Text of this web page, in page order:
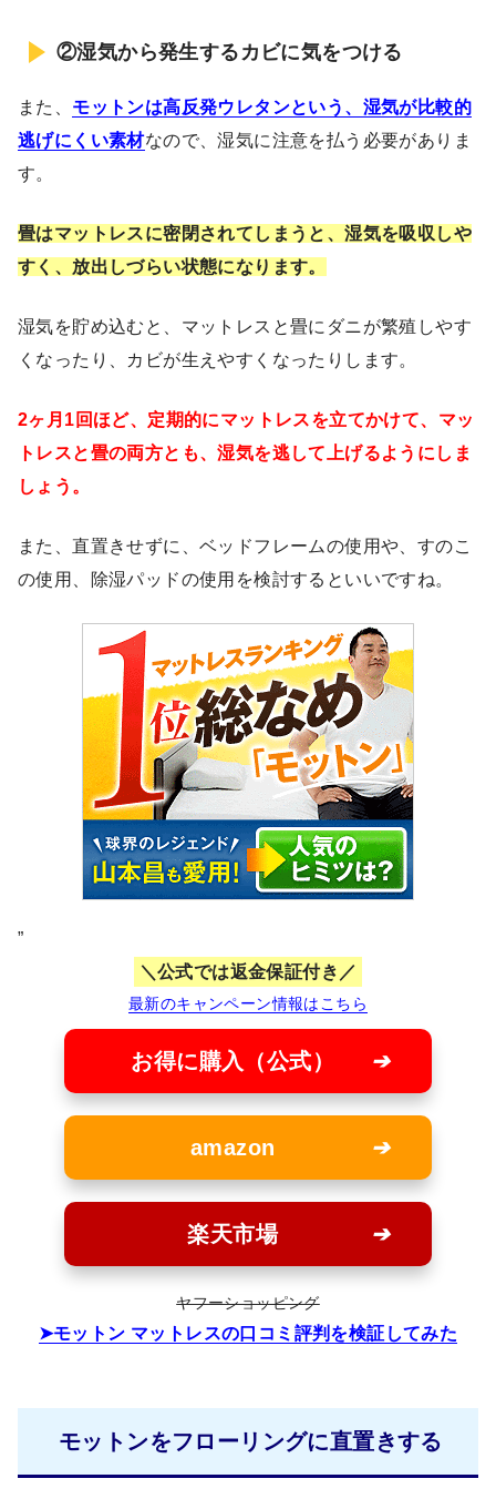
②湿気から発生するカビに気をつける
また、 モットンは高反発ウレタンという、湿気が比較的
逃げにくい素材なので、湿気に注意を払う必要がありま
す。
畳はマットレスに密閉されてしまうと、湿気を吸収しや
すく、放出しづらい状態になります。
湿気を貯め込むと、マットレスと畳にダニが繁殖しやす
くなったり、カビが生えやすくなったりします。
2ヶ月1回ほど、定期的にマットレスを立てかけて、マッ
トレスと畳の両方とも、湿気を逃して上げるようにしま
しょう。
また、直置きせずに、ベッドフレームの使用や、すのこ
の使用、除湿パッドの使用を検討するといいですね。
”
公式では返金保証付き
最新のキャンペーン情報はこちら
お得に購入（公式）
amazon
楽天市場
ヤフーショッピング
モットン マットレスの口コミ評判を検証してみた
モットンをフローリングに直置きする